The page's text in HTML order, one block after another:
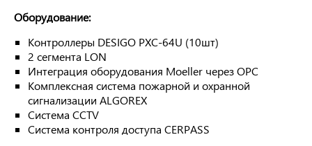
Оборудование:
Контроллеры DESIGO PXC-64U (10шт)
2 сегмента LON
Интеграция оборудования Moeller через OPC
Комплексная система пожарной и охранной
сигнализации ALGOREX
Система CCTV
Система контроля доступа CERPASS